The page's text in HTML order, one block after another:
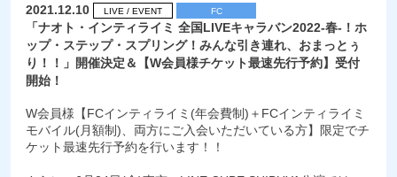
2021.12.10 LIVE / EVENT FC
「ナオト・インティライミ 全国LIVEキャラバン2022-春-！ホ
ップ・ステップ・スプリング！みんな引き連れ、おまっとぅ
り！！」開催決定＆【W会員様チケット最速先行予約】受付
開始！
W会員様【FCインティライミ(年会費制)＋FCインティライミ
モバイル(月額制)、両方にご入会いただいている方】限定でチ
ケット最速先行予約を行います！！